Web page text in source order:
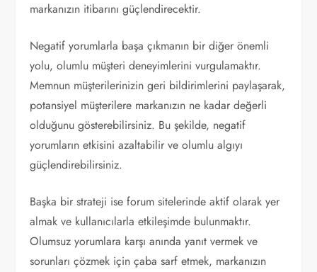
markanızın itibarını güçlendirecektir.
Negatif yorumlarla başa çıkmanın bir diğer önemli
yolu, olumlu müşteri deneyimlerini vurgulamaktır.
Memnun müşterilerinizin geri bildirimlerini paylaşarak,
potansiyel müşterilere markanızın ne kadar değerli
olduğunu gösterebilirsiniz. Bu şekilde, negatif
yorumların etkisini azaltabilir ve olumlu algıyı
güçlendirebilirsiniz.
Başka bir strateji ise forum sitelerinde aktif olarak yer
almak ve kullanıcılarla etkileşimde bulunmaktır.
Olumsuz yorumlara karşı anında yanıt vermek ve
sorunları çözmek için çaba sarf etmek, markanızın